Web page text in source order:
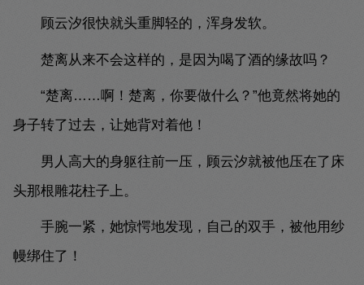
顾云汐很快就头重脚轻的，浑身发软。
楚离从来不会这样的，是因为喝了酒的缘故吗？
“楚离……啊！楚离，你要做什么？”他竟然将她的
身子转了过去，让她背对着他！
男人高大的身躯往前一压，顾云汐就被他压在了床
头那根雕花柱子上。
手腕一紧，她惊愕地发现，自己的双手，被他用纱
幔绑住了！